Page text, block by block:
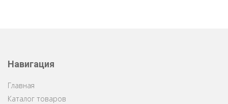
Навигация
Главная
Каталог товаров